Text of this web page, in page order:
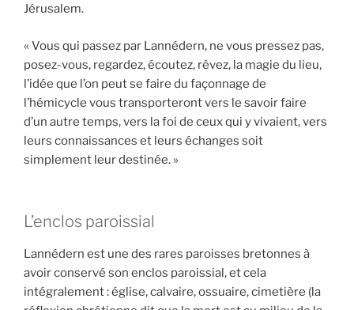
Jérusalem.
« Vous qui passez par Lannédern, ne vous pressez pas,
posez-vous, regardez, écoutez, rêvez, la magie du lieu,
l’idée que l’on peut se faire du façonnage de
l’hémicycle vous transporteront vers le savoir faire
d’un autre temps, vers la foi de ceux qui y vivaient, vers
leurs connaissances et leurs échanges soit
simplement leur destinée. »
L’enclos paroissial
Lannédern est une des rares paroisses bretonnes à
avoir conservé son enclos paroissial, et cela
intégralement : église, calvaire, ossuaire, cimetière (la